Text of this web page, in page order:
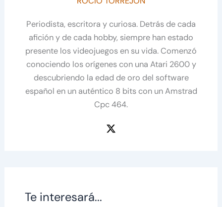
Periodista, escritora y curiosa. Detrás de cada
afición y de cada hobby, siempre han estado
presente los videojuegos en su vida. Comenzó
conociendo los orígenes con una Atari 2600 y
descubriendo la edad de oro del software
español en un auténtico 8 bits con un Amstrad
Cpc 464.
Te interesará...